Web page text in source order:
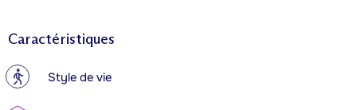
Caractéristiques
? Style de vie